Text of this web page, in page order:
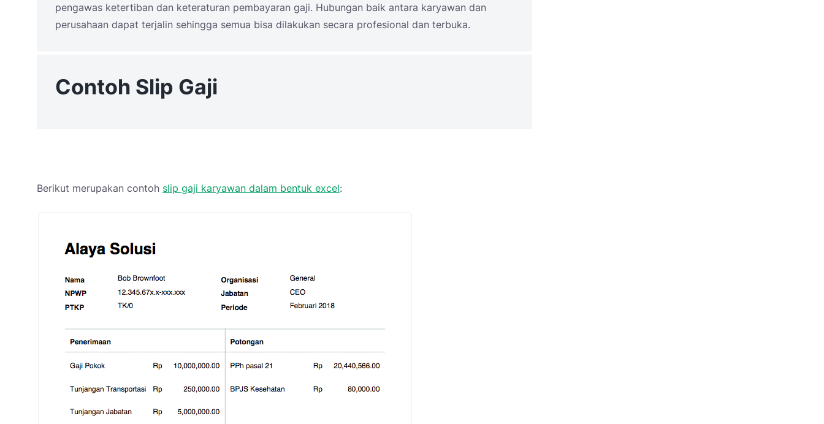
pengawas ketertiban dan keteraturan pembayaran gaji. Hubungan baik antara karyawan dan
perusahaan dapat terjalin sehingga semua bisa dilakukan secara profesional dan terbuka.
Contoh Slip Gaji
Berikut merupakan contoh slip gaji karyawan dalam bentuk excel: